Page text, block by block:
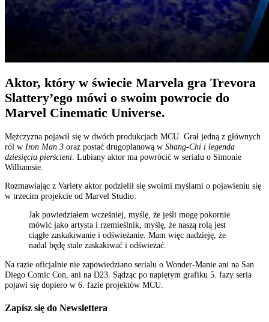
Aktor, który w świecie Marvela gra Trevora
Slattery’ego mówi o swoim powrocie do
Marvel Cinematic Universe.
Mężczyzna pojawił się w dwóch produkcjach MCU. Grał jedną z głównych
ról w Iron Man 3 oraz postać drugoplanową w Shang-Chi i legenda
dziesięciu pierścieni . Lubiany aktor ma powrócić w serialu o Simonie
Williamsie.
Rozmawiając z Variety aktor podzielił się swoimi myślami o pojawieniu się
w trzecim projekcie od Marvel Studio:
Jak powiedziałem wcześniej, myślę, że jeśli mogę pokornie
mówić jako artysta i rzemieślnik, myślę, że naszą rolą jest
ciągłe zaskakiwanie i odświeżanie. Mam więc nadzieję, że
nadal będę stale zaskakiwać i odświeżać.
Na razie oficjalnie nie zapowiedziano serialu o Wonder-Manie ani na San
Diego Comic Con, ani na D23. Sądząc po napiętym grafiku 5. fazy seria
pojawi się dopiero w 6. fazie projektów MCU.
Zapisz się do Newslettera